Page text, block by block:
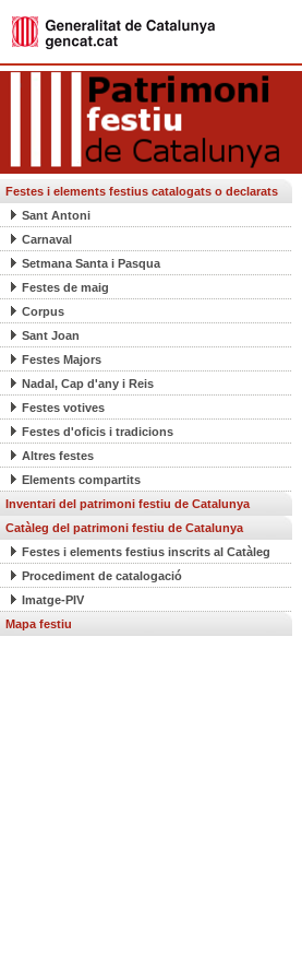
Festes i elements festius catalogats o declarats
Sant Antoni
Carnaval
Setmana Santa i Pasqua
Festes de maig
Corpus
Sant Joan
Festes Majors
Nadal, Cap d'any i Reis
Festes votives
Festes d'oficis i tradicions
Altres festes
Elements compartits
Inventari del patrimoni festiu de Catalunya
Catàleg del patrimoni festiu de Catalunya
Festes i elements festius inscrits al Catàleg
Procediment de catalogació
Imatge-PIV
Mapa festiu